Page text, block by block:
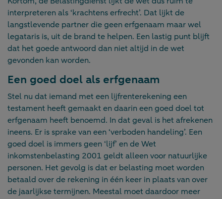
interpreteren als ‘krachtens erfrecht’. Dat lijkt de
langstlevende partner die geen erfgenaam maar wel
legataris is, uit de brand te helpen. Een lastig punt blijft
dat het goede antwoord dan niet altijd in de wet
gevonden kan worden.
Een goed doel als erfgenaam
Stel nu dat iemand met een lijfrenterekening een
testament heeft gemaakt en daarin een goed doel tot
erfgenaam heeft benoemd. In dat geval is het afrekenen
ineens. Er is sprake van een ‘verboden handeling’. Een
goed doel is immers geen ‘lijf’ en de Wet
inkomstenbelasting 2001 geldt alleen voor natuurlijke
personen. Het gevolg is dat er belasting moet worden
betaald over de rekening in één keer in plaats van over
de jaarlijkse termijnen. Meestal moet daardoor meer